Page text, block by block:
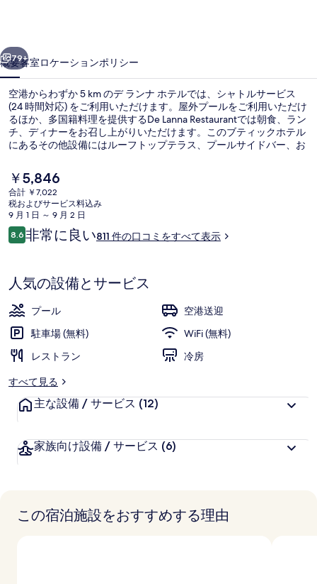
の
写
真
ギ
ャ
ラ
リ
ー
次へ
79+
概要客室ロケーションポリシー
空港からわずか 5 km のデ ランナ ホテルでは、シャトルサービス
(24 時間対応) をご利用いただけます。屋外プールをご利用いただけ
るほか、多国籍料理を提供するDe Lanna Restaurantでは朝食、ラン
チ、ディナーをお召し上がりいただけます。このブティックホテル
にあるその他設備にはルーフトップテラス、プールサイドバー、お
高く評価しています。
現
在
の
料
金
は
す
￥5,846
合計 ￥7,022
税およびサービス料込み
9 月 1 日 ～ 9 月 2 日
口
コ
8.610段階中8.6
非常に良い811 件の口コミをすべて表示
人気の設備とサービス
プール
空港送迎
駐車場 (無料)
WiFi (無料)
レストラン
冷房
すべて見る
主な設備 / サービス (12)
家族向け設備 / サービス (6)
この宿泊施設をおすすめする理由